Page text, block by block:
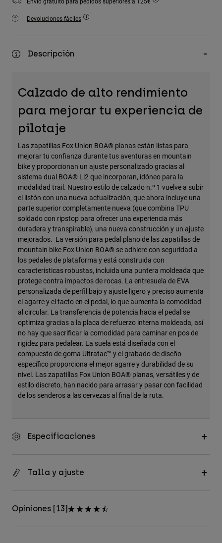
Devoluciones fáciles
Descripción
Calzado de alto rendimiento
para mejorar tu experiencia de
pilotaje
Las zapatillas Fox Union BOA® planas están listas para
mejorar tu confianza durante tus aventuras en mountain
bike y proporcionan un ajuste personalizado gracias al
sistema dual BOA® Li2 que incorporan, idóneo para la
modalidad trail. Nuestro estilo de calzado n.º 1 vuelve a subir
el listón con una nueva actualización, que ahora incluye una
parte superior completamente nueva (que combina TPU
soldado con ripstop para ofrecer una experiencia más
duradera y transpirable), una nueva construcción y un ajuste
mejorados. La versión para pedal plano de las zapatillas de
mountain bike Fox Union BOA® se adhiere con seguridad a
los pedales de plataforma y está construida con
características robustas, incluida una puntera moldeada que
protege contra impactos de rocas. La entresuela de EVA
personalizada de perfil bajo y ajuste ligero y preciso aumenta
el agarre y el tacto en el pedal, lo que aumenta la comodidad
al circular. La transferencia de potencia hacia el pedal se
optimiza gracias a la placa de refuerzo interna moldeada, así
no hay que sacrificar la comodidad para caminar en pos de
rigidez para pedalear. La suela está diseñada con el
compuesto de goma Ultratac™ y el grabado de diseño
específico proporciona el mejor agarre y durabilidad de su
nivel. Las zapatillas Fox Union BOA® planas, versátiles y de
estilo discreto, han nacido para arrasar y pasar con facilidad
de los senderos a las cervezas al final de la ruta.
Especificaciones
Talla y ajuste
Opiniones [13]